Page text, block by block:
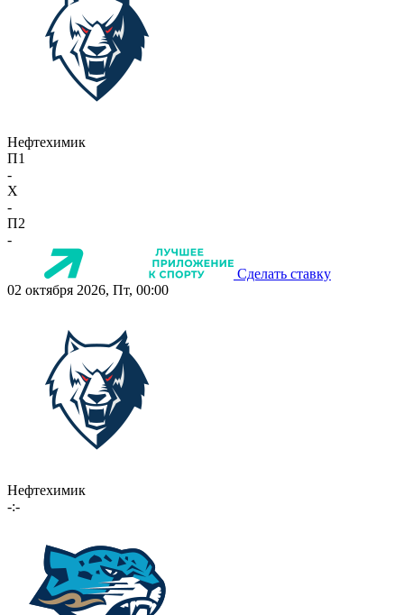
Нефтехимик
П1
-
X
-
П2
-
Сделать ставку
02 октября 2026, Пт, 00:00
Нефтехимик
-:-